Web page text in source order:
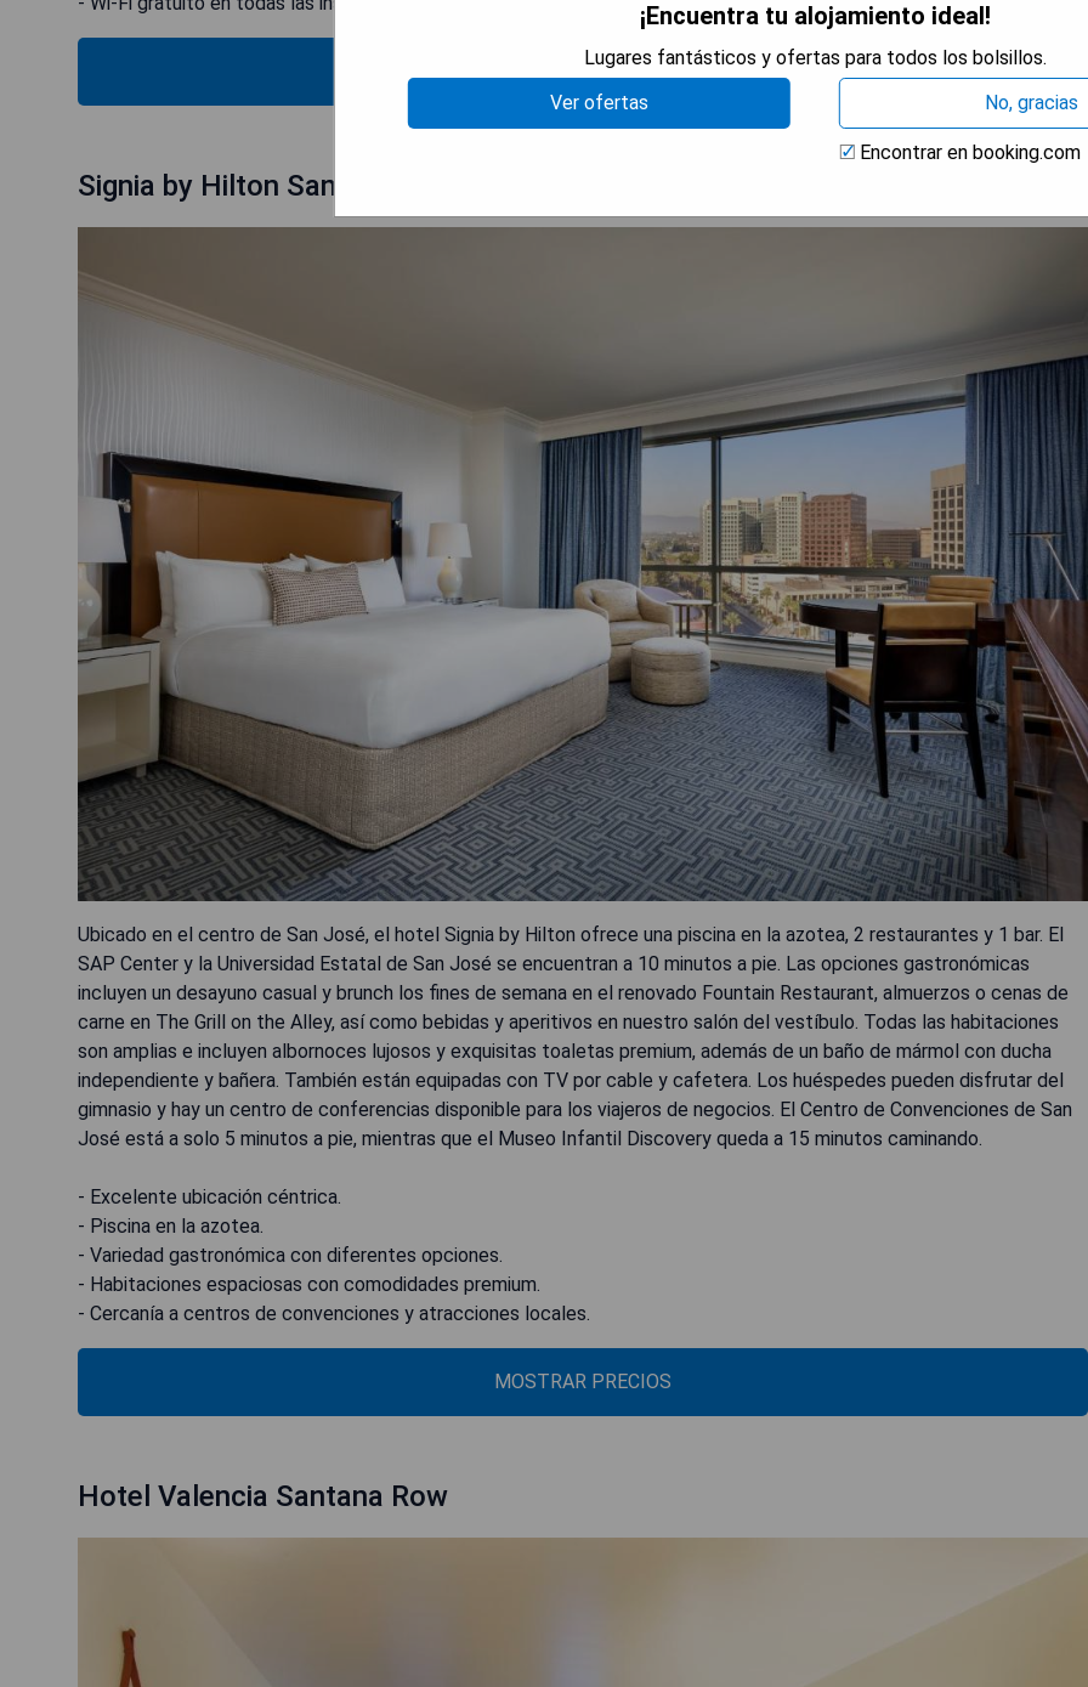
MOSTRAR PRECIOS
Signia by Hilton San Jose
Ubicado en el centro de San José, el hotel Signia by Hilton ofrece una piscina en la azotea, 2 restaurantes y 1 bar. El
SAP Center y la Universidad Estatal de San José se encuentran a 10 minutos a pie. Las opciones gastronómicas
incluyen un desayuno casual y brunch los fines de semana en el renovado Fountain Restaurant, almuerzos o cenas de
carne en The Grill on the Alley, así como bebidas y aperitivos en nuestro salón del vestíbulo. Todas las habitaciones
son amplias e incluyen albornoces lujosos y exquisitas toaletas premium, además de un baño de mármol con ducha
independiente y bañera. También están equipadas con TV por cable y cafetera. Los huéspedes pueden disfrutar del
gimnasio y hay un centro de conferencias disponible para los viajeros de negocios. El Centro de Convenciones de San
José está a solo 5 minutos a pie, mientras que el Museo Infantil Discovery queda a 15 minutos caminando.
- Excelente ubicación céntrica.
- Piscina en la azotea.
- Variedad gastronómica con diferentes opciones.
- Habitaciones espaciosas con comodidades premium.
- Cercanía a centros de convenciones y atracciones locales.
MOSTRAR PRECIOS
Hotel Valencia Santana Row
¡Encuentra tu alojamiento ideal!
Lugares fantásticos y ofertas para todos los bolsillos.
Ver ofertas
No, gracias
Encontrar en booking.com